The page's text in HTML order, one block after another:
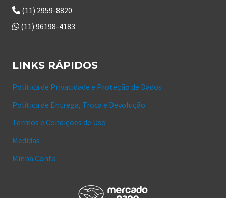
(11) 2959-8820
(11) 96198-4183
LINKS RÁPIDOS
Política de Privacidade e Proteção de Dados
Política de Entrega, Troca e Devolução
Termos e Condições de Uso
Medidas
Minha Conta